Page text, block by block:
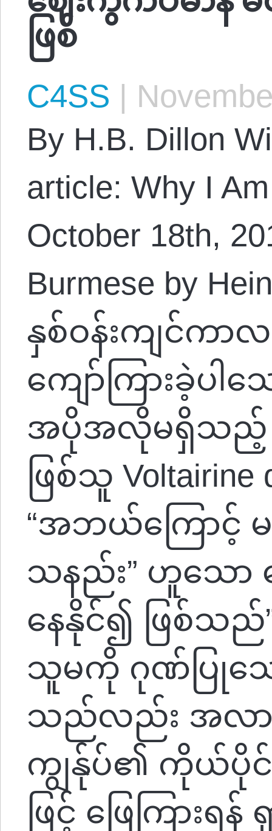
ဖြစ်
C4SS |
By H.B. Dillon
article: Why I
October 18th,
Burmese by
နှစ်ဝန်းကျင်ကာ
ကျော်ကြားခဲ့ပါ
အပိုအလိုမရှိသည့် မ
ဖြစ်သူ
“အဘယ်ကြောင့် မင်
သနည်း” ဟူသော
နေနိုင်၍ ဖြစ်သည်
သူမကို ဂုဏ်ပြုသော
သည်လည်း အလာ
ကျွန်ုပ်၏ ကိုယ်ပိုင်အ
ဖြင့် ဖြေကြားရ